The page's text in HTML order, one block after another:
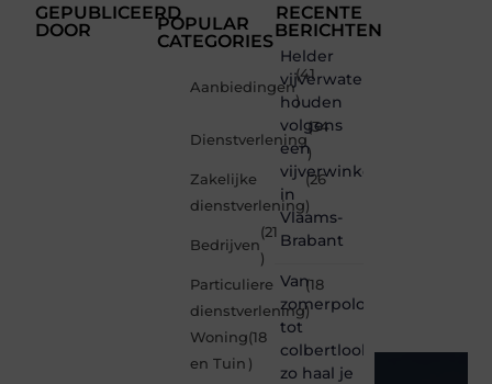
GEPUBLICEERD
DOOR
POPULAR
CATEGORIES
Aanbiedingen
(41
)
Dienstverlening
(34
)
Zakelijke
dienstverlening
(26
)
Bedrijven
(21
)
Particuliere
dienstverlening
(18
)
Woning
en Tuin
(18
)
RECENTE
BERICHTEN
Helder
vijverwater
houden
volgens
een
vijverwinkel
in
Vlaams-
Brabant
Van
zomerpolo
tot
colbertlook
zo haal je